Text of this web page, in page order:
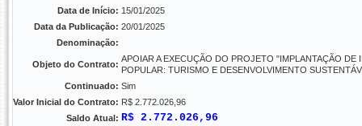
Data de Início: 15/01/2025
Data da Publicação: 20/01/2025
Denominação:
Objeto do Contrato:
APOIAR A EXECUÇÃO DO PROJETO "IMPLANTAÇÃO DE
POPULAR: TURISMO E DESENVOLVIMENTO
Continuado: Sim
Valor Inicial do Contrato: R$ 2.772.026,96
Saldo Atual: R$ 2.772.026,96